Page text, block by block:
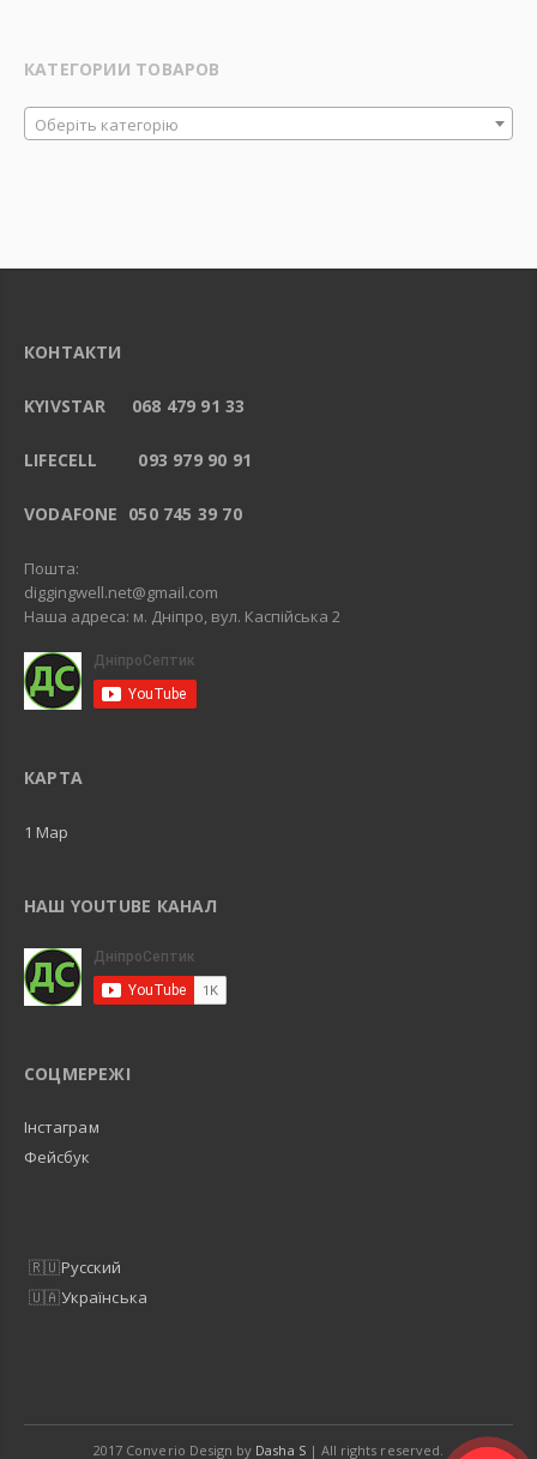
КАТЕГОРИИ ТОВАРОВ
Оберіть категорію
КОНТАКТИ
KYIVSTAR 068 479 91 33
LIFECELL 093 979 90 91
VODAFONE 050 745 39 70
Пошта:
diggingwell.net@gmail.com
Наша адреса: м. Дніпро, вул. Каспійська 2
КАРТА
1 Map
НАШ YOUTUBE КАНАЛ
СОЦМЕРЕЖІ
Інстаграм
Фейсбук
Русский
Українська
2017 Converio Design by Dasha S| All rights reserved.